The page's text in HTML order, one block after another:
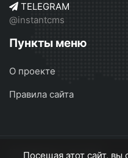
TELEGRAM
@instantcms
Пункты меню
О проекте
Правила сайта
Серебрянск © 2026
Посещая этот сайт, вы